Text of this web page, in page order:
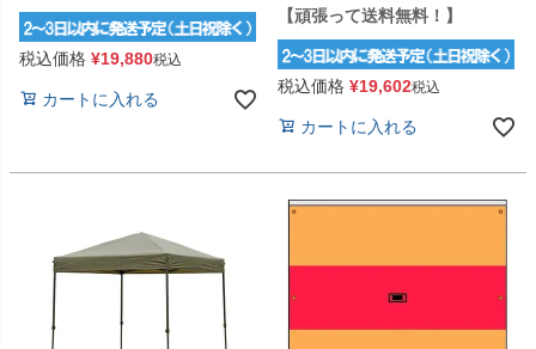
税込価格 ¥19,880税込
カートに入れる
【頑張って送料無料！】
税込価格 ¥19,602税込
カートに入れる